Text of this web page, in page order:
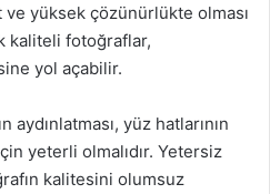
yüksek çözünürlükte olması
kaliteli fotoğraflar,
yol açabilir.
aydınlatması, yüz hatlarının
yeterli olmalıdır. Yetersiz
kalitesini olumsuz